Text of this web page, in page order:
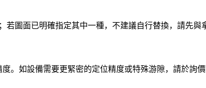
圖面已明確指定其中一種，不建議自行替換，請先與
。如設備需要更緊密的定位精度或特殊游隙，請於詢